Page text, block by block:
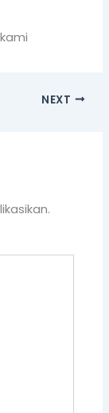
kami
NEXT